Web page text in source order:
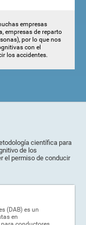
empresas
empresas de reparto
por lo que nos
con el
los accidentes.
científica para
de los
el permiso de conducir
(DAB) es un
en